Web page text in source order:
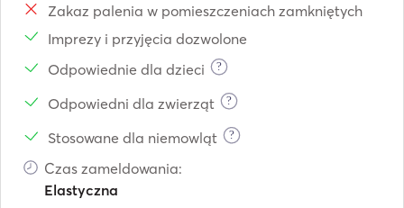
Zakaz palenia w pomieszczeniach zamkniętych
Imprezy i przyjęcia dozwolone
Odpowiednie dla dzieci
?
Odpowiedni dla zwierząt ?
Stosowane dla niemowląt ?
Czas zameldowania:
Elastyczna